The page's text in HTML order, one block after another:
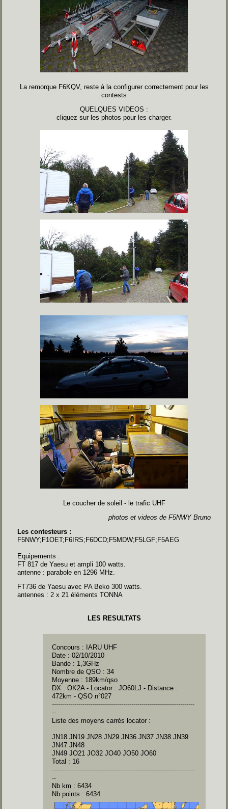
La remorque F6KQV, reste à la configurer correctement pour les
contests
QUELQUES VIDEOS :
cliquez sur les photos pour les charger.
Le coucher de soleil - le trafic UHF
photos et videos de F5NWY Bruno
Les contesteurs :
F5NWY;F1OET;F6IRS;F6DCD;F5MDW;F5LGF;F5AEG
Equipements :
FT 817 de Yaesu et ampli 100 watts.
antenne : parabole en 1296 MHz.
FT736 de Yaesu avec PA Beko 300 watts.
antennes : 2 x 21 éléments TONNA
LES RESULTATS
Concours : IARU UHF
Date : 02/10/2010
Bande : 1,3GHz
Nombre de QSO : 34
Moyenne : 189km/qso
DX : OK2A - Locator : JO60LJ - Distance :
472km - QSO n°027
----------------------------------------------------------------------
--
Liste des moyens carrés locator :
JN18 JN19 JN28 JN29 JN36 JN37 JN38 JN39
JN47 JN48
JN49 JO21 JO32 JO40 JO50 JO60
Total : 16
----------------------------------------------------------------------
--
Nb km : 6434
Nb points : 6434